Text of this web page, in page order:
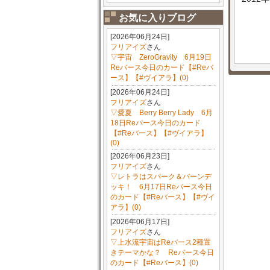
お気に入りブログ
[2026年06月24日]
フリアイズさん
▽宇宙 ZeroGravity 6月19日
Reバース今日のカード【#Reバ
ース】【#ヴイアラ】(0)
[2026年06月24日]
フリアイズさん
▽愛夏 Berry Berry Lady 6月
18日Reバース今日のカード
【#Reバース】【#ヴイアラ】
(0)
[2026年06月23日]
フリアイズさん
▽レトラはスパーク＆バーンデ
ッキ！ 6月17日Reバース今日
のカード【#Reバース】【#ヴイ
アラ】(0)
[2026年06月17日]
フリアイズさん
▽上水流宇宙はReバース2種置
きテーマかな？ Reバース今日
のカード【#Reバース】(0)